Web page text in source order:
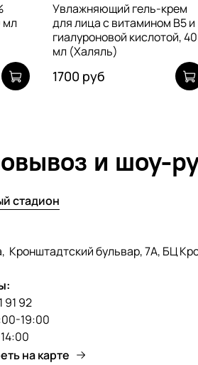
мл
Увлажняющий гель-крем
для лица с витамином В5 и
гиалуроновой кислотой, 40
мл (Халяль)
1700 руб
и шоу-
стадион
Кронштадтский бульвар, 7А, БЦ
91 92
19:00
на карте